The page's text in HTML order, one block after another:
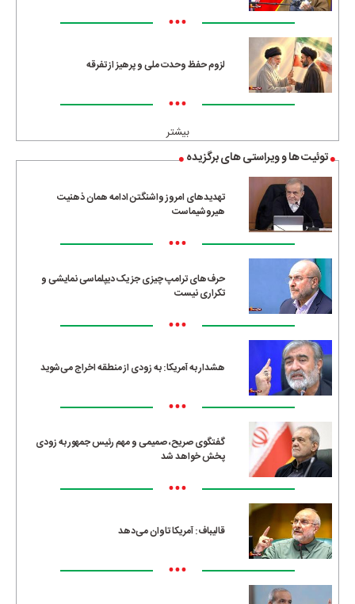
•••
لزوم حفظ وحدت ملی و پرهیز از تفرقه
•••
بیشتر
توئیت ها و ویراستی های برگزیده
تهدیدهای امروز واشنگتن ادامه همان ذهنیت
هیروشیماست
•••
حرف‌های ترامپ چیزی جز یک دیپلماسی نمایشی و
تکراری نیست
•••
هشدار به آمریکا: به زودی از منطقه اخراج می‌شوید
•••
گفتگوی صریح، صمیمی و مهم رئیس جمهور به زودی
پخش خواهد شد
•••
قالیباف: آمریکا تاوان می‌دهد
•••